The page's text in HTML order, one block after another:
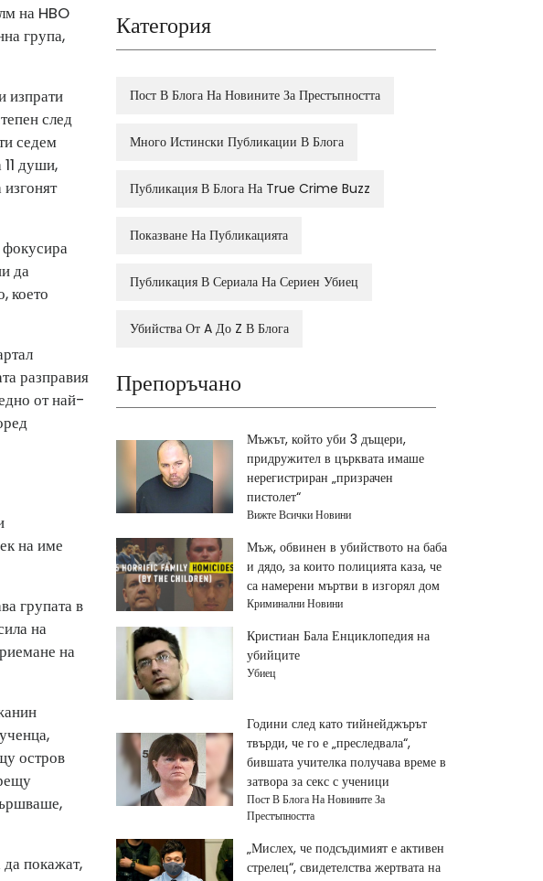
на HBO
група,
изпрати
след
седем
души,
фокусира
да
което
разправия
от най-
на име
групата в
на
на
остров
покажат,
Категория
Пост В Блога На Новините За Престъпността
Много Истински Публикации В Блога
Публикация В Блога На True Crime Buzz
Показване На Публикацията
Публикация В Сериала На Сериен Убиец
Убийства От A До Z В Блога
Препоръчано
Мъжът, който уби 3 дъщери,
придружител в църквата имаше
нерегистриран „призрачен
пистолет“
Вижте Всички Новини
Мъж, обвинен в убийството на баба
и дядо, за които полицията каза, че
са намерени мъртви в изгорял дом
Криминални Новини
Кристиан Бала Енциклопедия на
убийците
Убиец
Години след като тийнейджърът
твърди, че го е „преследвала“,
бившата учителка получава време в
затвора за секс с ученици
Пост В Блога На Новините За
Престъпността
„Мислех, че подсъдимият е активен
стрелец“, свидетелства жертвата на